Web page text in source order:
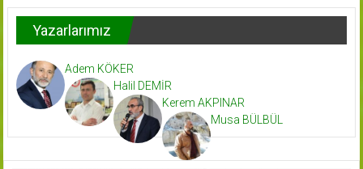
Yazarlarımız
Adem KÖKER
Halil DEMİR
Kerem AKPINAR
Musa BÜLBÜL